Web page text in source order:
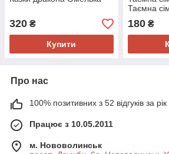
320 ₴
Купити
Таємна
180₴
Про нас
100% позитивних з 52 відгуків за рік
Працює з 10.05.2011
м. Нововолинськ